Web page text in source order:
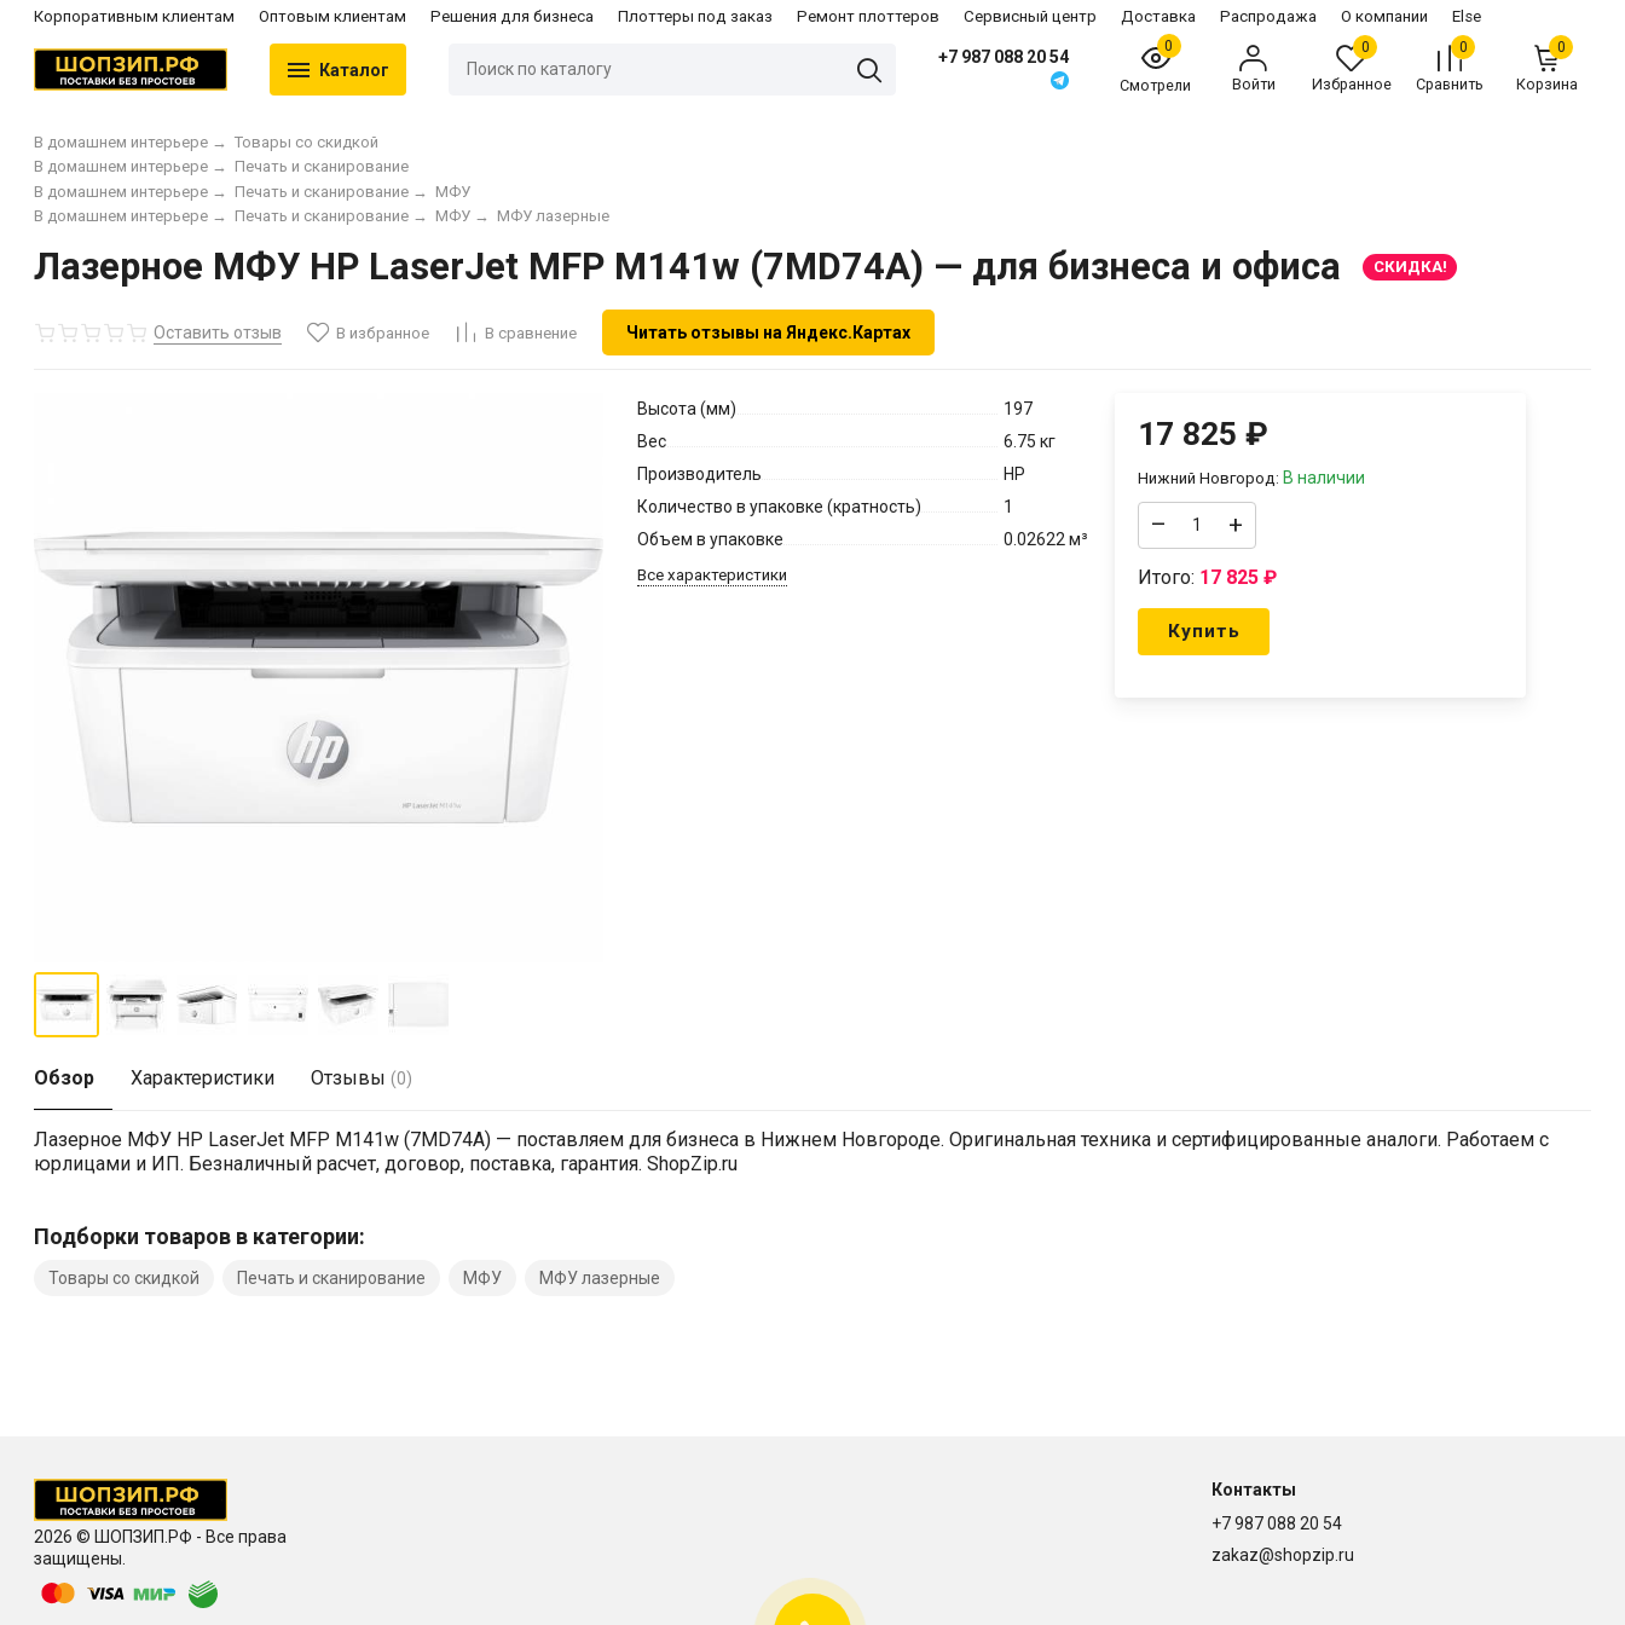
Корпоративным клиентам Оптовым клиентам Решения для бизнеса Плоттеры под заказ Ремонт плоттеров Сервисный центр Доставка Распродажа О компании Else
Каталог
+7 987 088 20 54
0
Смотрели Войти
0
Избранное
0
Сравнить
0
Корзина
В домашнем интерьере → Товары со скидкой
Печать и сканирование
В домашнем интерьере →
МФУ
Печать и сканирование →
В домашнем интерьере →
МФУ лазерные
МФУ →
Печать и сканирование →
В домашнем интерьере →
Лазерное МФУ HP LaserJet MFP M141w (7MD74A) — для бизнеса и офиса СКИДКА!
Оставить отзыв В избранное В сравнение Читать отзывы на Яндекс.Картах
Высота (мм)
197
Вес
6.75 кг
Производитель
HP
Количество в упаковке (кратность)
1
Объем в упаковке
0.02622 м³
Все характеристики
17 825₽
Нижний Новгород: В наличии
– +
Итого: 17 825₽
Купить
Обзор Характеристики Отзывы (0)
Лазерное МФУ HP LaserJet MFP M141w (7MD74A) — поставляем для бизнеса в Нижнем Новгороде. Оригинальная техника и сертифицированные аналоги. Работаем с
юрлицами и ИП. Безналичный расчет, договор, поставка, гарантия. ShopZip.ru
Подборки товаров в категории:
Товары со скидкой Печать и сканирование МФУ МФУ лазерные
2026 © ШОПЗИП.РФ - Все права
защищены.
Контакты
+7 987 088 20 54
zakaz@shopzip.ru